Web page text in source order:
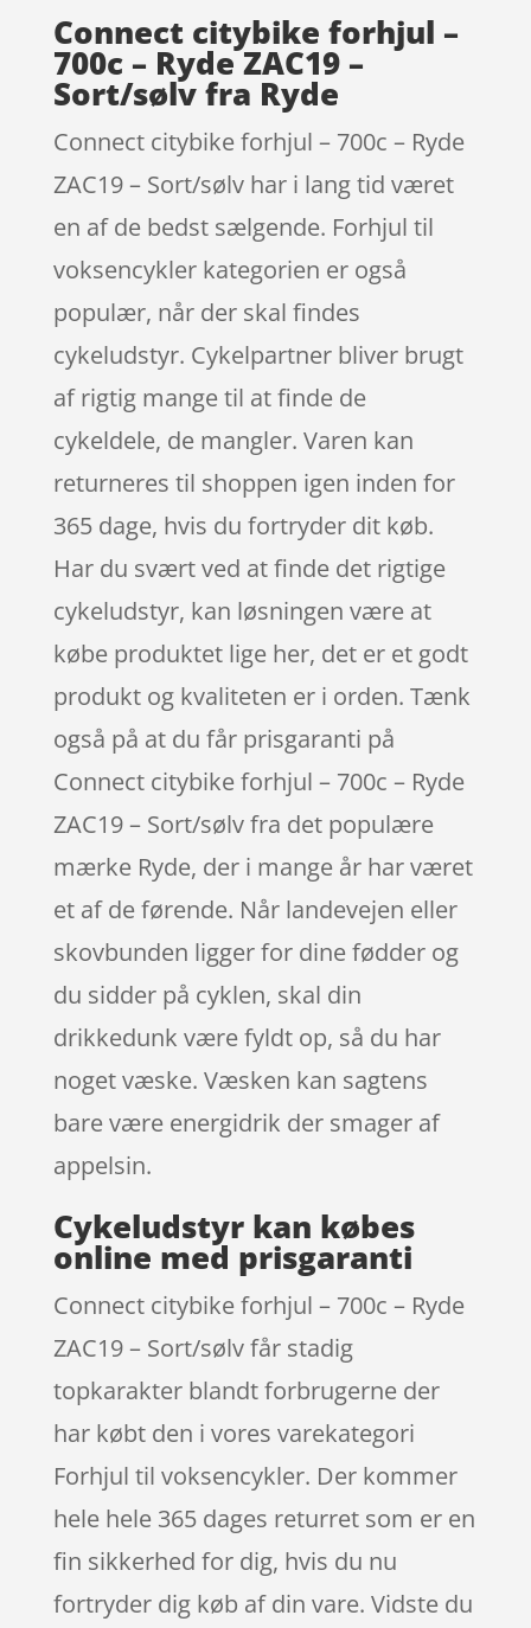
Connect citybike forhjul –
700c – Ryde ZAC19 –
Sort/sølv fra Ryde
Connect citybike forhjul – 700c – Ryde
ZAC19 – Sort/sølv har i lang tid været
en af de bedst sælgende. Forhjul til
voksencykler kategorien er også
populær, når der skal findes
cykeludstyr. Cykelpartner bliver brugt
af rigtig mange til at finde de
cykeldele, de mangler. Varen kan
returneres til shoppen igen inden for
365 dage, hvis du fortryder dit køb.
Har du svært ved at finde det rigtige
cykeludstyr, kan løsningen være at
købe produktet lige her, det er et godt
produkt og kvaliteten er i orden. Tænk
også på at du får prisgaranti på
Connect citybike forhjul – 700c – Ryde
ZAC19 – Sort/sølv fra det populære
mærke Ryde, der i mange år har været
et af de førende. Når landevejen eller
skovbunden ligger for dine fødder og
du sidder på cyklen, skal din
drikkedunk være fyldt op, så du har
noget væske. Væsken kan sagtens
bare være energidrik der smager af
appelsin.
Cykeludstyr kan købes
online med prisgaranti
Connect citybike forhjul – 700c – Ryde
ZAC19 – Sort/sølv får stadig
topkarakter blandt forbrugerne der
har købt den i vores varekategori
Forhjul til voksencykler. Der kommer
hele hele 365 dages returret som er en
fin sikkerhed for dig, hvis du nu
fortryder dig køb af din vare. Vidste du